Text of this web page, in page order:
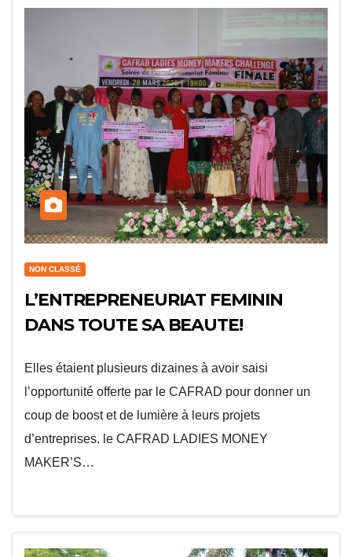
NON CLASSÉ
L’ENTREPRENEURIAT FEMININ
DANS TOUTE SA BEAUTE!
Elles étaient plusieurs dizaines à avoir saisi
l’opportunité offerte par le CAFRAD pour donner un
coup de boost et de lumière à leurs projets
d’entreprises. le CAFRAD LADIES MONEY
MAKER’S…